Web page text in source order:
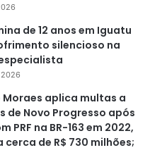
de 12 anos em Iguatu
silencioso na
Moraes aplica multas a
de Novo Progresso após
PRF na BR-163 em 2022,
de R$ 730 milhões;